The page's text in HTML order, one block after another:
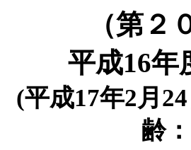
（第２
平成16年
(平成17年2月
齢